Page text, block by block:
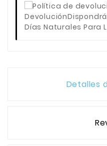
DevoluciónDispondrá
Días Naturales Para
Detalles